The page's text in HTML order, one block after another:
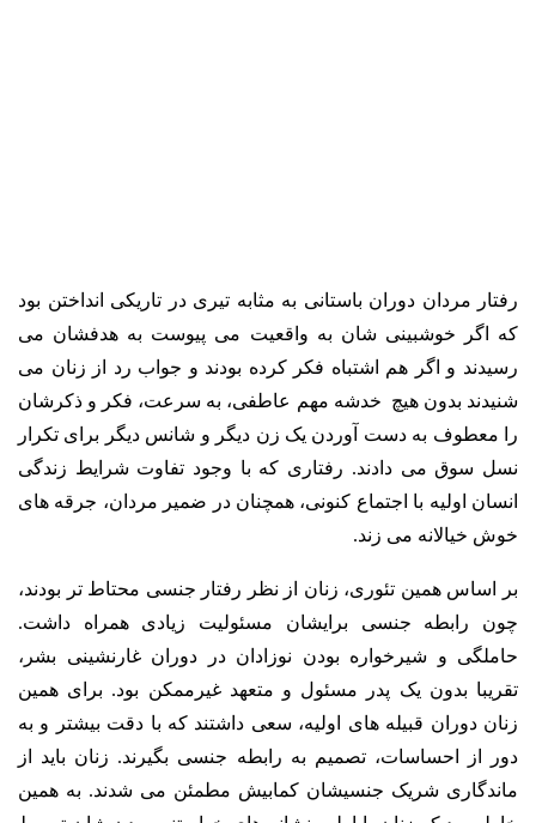
رفتار مردان دوران باستانی به مثابه تیری در تاریکی انداختن بود
که اگر خوشبینی شان به واقعیت می پیوست به هدفشان می
رسیدند و اگر هم اشتباه فکر کرده بودند و جواب رد از زنان می
شنیدند بدون هیچ خدشه مهم عاطفی، به سرعت، فکر و ذکرشان
را معطوف به دست آوردن یک زن دیگر و شانس دیگر برای تکرار
نسل سوق می دادند. رفتاری که با وجود تفاوت شرایط زندگی
انسان اولیه با اجتماع کنونی، همچنان در ضمیر مردان، جرقه های
خوش خیالانه می زند.
بر اساس همین تئوری، زنان از نظر رفتار جنسی محتاط تر بودند،
چون رابطه جنسی برایشان مسئولیت زیادی همراه داشت.
حاملگی و شیرخواره بودن نوزادان در دوران غارنشینی بشر،
تقریبا بدون یک پدر مسئول و متعهد غیرممکن بود. برای همین
زنان دوران قبیله های اولیه، سعی داشتند که با دقت بیشتر و به
دور از احساسات، تصمیم به رابطه جنسی بگیرند. زنان باید از
ماندگاری شریک جنسیشان کمابیش مطمئن می شدند. به همین